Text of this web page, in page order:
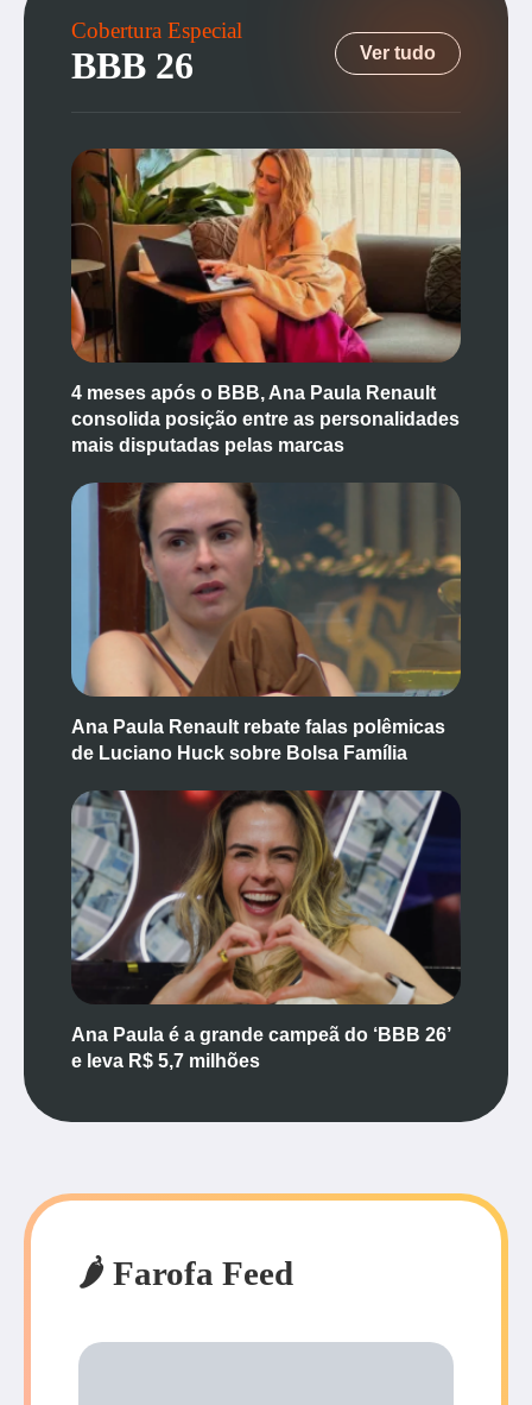
Cobertura Especial
BBB 26 Ver tudo
4 meses após o BBB, Ana Paula Renault
consolida posição entre as personalidades
mais disputadas pelas marcas
Ana Paula Renault rebate falas polêmicas
de Luciano Huck sobre Bolsa Família
Ana Paula é a grande campeã do ‘BBB 26’
e leva R$ 5,7 milhões
🌶️ Farofa Feed